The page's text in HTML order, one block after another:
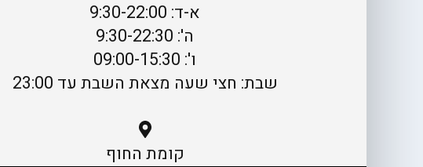
א-ד: 9:30-22:00
ה': 9:30-22:30
ו': 09:00-15:30
שבת: חצי שעה מצאת השבת עד 23:00
קומת החוף